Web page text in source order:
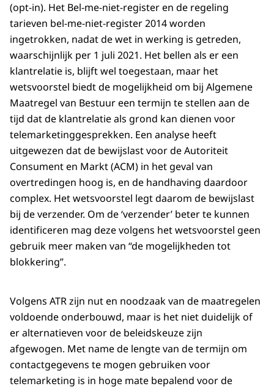
(opt-in). Het Bel-me-niet-register en de regeling
tarieven bel-me-niet-register 2014 worden
ingetrokken, nadat de wet in werking is getreden,
waarschijnlijk per 1 juli 2021. Het bellen als er een
klantrelatie is, blijft wel toegestaan, maar het
wetsvoorstel biedt de mogelijkheid om bij Algemene
Maatregel van Bestuur een termijn te stellen aan de
tijd dat de klantrelatie als grond kan dienen voor
telemarketinggesprekken. Een analyse heeft
uitgewezen dat de bewijslast voor de Autoriteit
Consument en Markt (ACM) in het geval van
overtredingen hoog is, en de handhaving daardoor
complex. Het wetsvoorstel legt daarom de bewijslast
bij de verzender. Om de ‘verzender’ beter te kunnen
identificeren mag deze volgens het wetsvoorstel geen
gebruik meer maken van “de mogelijkheden tot
blokkering”.
Volgens ATR zijn nut en noodzaak van de maatregelen
voldoende onderbouwd, maar is het niet duidelijk of
er alternatieven voor de beleidskeuze zijn
afgewogen. Met name de lengte van de termijn om
contactgegevens te mogen gebruiken voor
telemarketing is in hoge mate bepalend voor de